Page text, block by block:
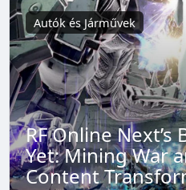
Autók és Járművek
RF Online
Yet: Mining War
Content